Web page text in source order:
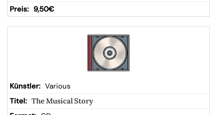
9,50€
Various
The Musical Story